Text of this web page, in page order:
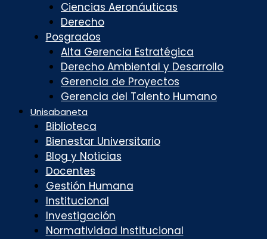
Ciencias Aeronáuticas
Derecho
Posgrados
Alta Gerencia Estratégica
Derecho Ambiental y Desarrollo
Gerencia de Proyectos
Gerencia del Talento Humano
Unisabaneta
Biblioteca
Bienestar Universitario
Blog y Noticias
Docentes
Gestión Humana
Institucional
Investigación
Normatividad Institucional